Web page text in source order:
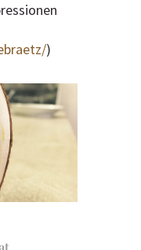
)